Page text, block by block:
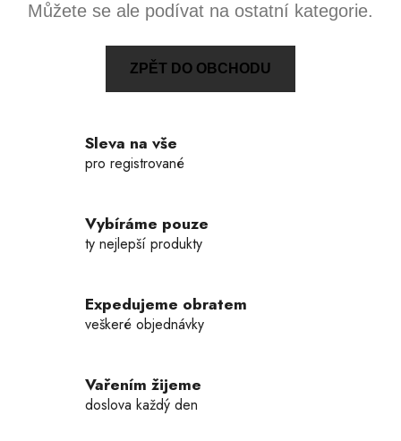
Můžete se ale podívat na ostatní kategorie.
ZPĚT DO OBCHODU
Sleva na vše
pro registrované
Vybíráme pouze
ty nejlepší produkty
Expedujeme obratem
veškeré objednávky
Vařením žijeme
doslova každý den